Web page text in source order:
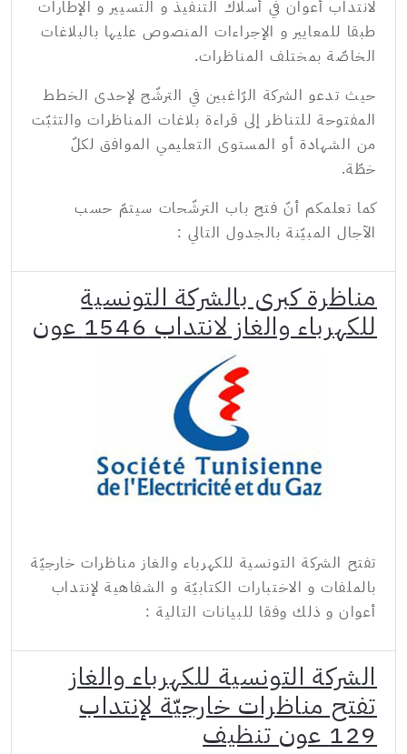
لانتداب أعوان في أسلاك التنفيذ و التسيير و الإطارات
طبقا للمعايير و الإجراءات المنصوص عليها بالبلاغات
الخاصّة بمختلف المناظرات.
حيث تدعو الشركة الرّاغبين في الترشّح لإحدى الخطط
المفتوحة للتناظر إلى قراءة بلاغات المناظرات والتثبّت
من الشهادة أو المستوى التعليمي الموافق لكلّ
خطّة.
كما تعلمكم أنّ فتح باب الترشّحات سيتمّ حسب
الآجال المبيّنة بالجدول التالي :
مناظرة كبرى بالشركة التونسية
للكهرباء والغاز لانتداب 1546 عون
تفتح الشركة التونسية للكهرباء والغاز مناظرات خارجيّة
بالملفات و الاختبارات الكتابيّة و الشفاهية لإنتداب
أعوان و ذلك وفقا للبيانات التالية :
الشركة التونسية للكهرباء والغاز
تفتح مناظرات خارجيّة لإنتداب
129 عون تنظيف